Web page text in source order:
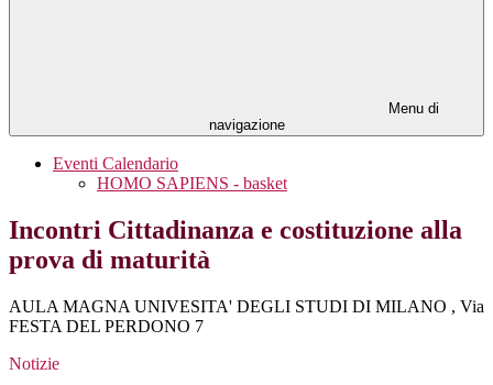
Menu di
navigazione
Eventi Calendario
HOMO SAPIENS - basket
Incontri Cittadinanza e costituzione alla
prova di maturità
AULA MAGNA UNIVESITA' DEGLI STUDI DI MILANO , Via
FESTA DEL PERDONO 7
Notizie